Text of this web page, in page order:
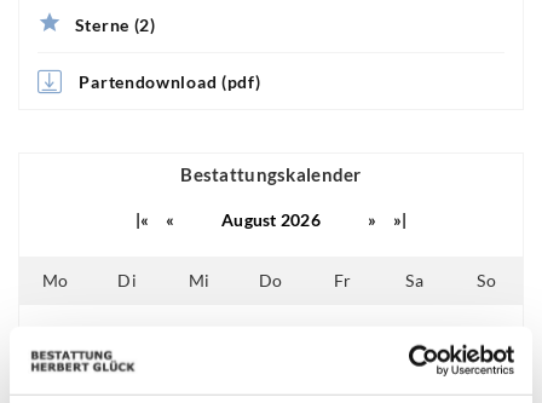
Sterne (2)
Partendownload (pdf)
Bestattungskalender
|« « August 2026 » »|
Mo Di Mi Do Fr Sa So
03 04 05 06 07 08 09